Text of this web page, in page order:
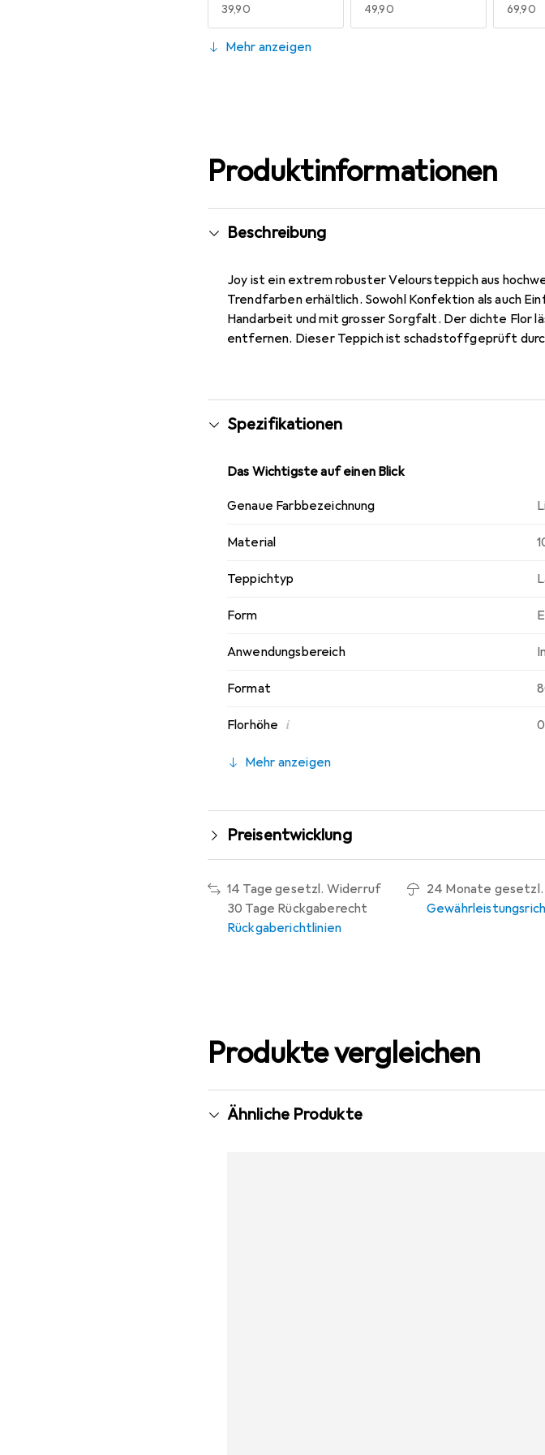
EUR
39,90 EUR
49,90 EUR
69,90
160 x 200 cm
EUR
59,90
Mehr anzeigen
Produktinformationen
Beschreibung
Joy ist ein extrem robuster Veloursteppich aus
Trendfarben erhältlich. Sowohl Konfektion als auch
Handarbeit und mit grosser Sorgfalt. Der dichte Flor
entfernen. Dieser Teppich ist schadstoffgeprüft
Spezifikationen
Das Wichtigste auf einen Blick
Genaue Farbbezeichnung
Material
Teppichtyp
Form
Anwendungsbereich
Format
Florhöhe i
Mehr anzeigen
Preisentwicklung
14 Tage gesetzl. Widerruf
30 Tage Rückgaberecht
Rückgaberichtlinien
24 Monate
Produkte vergleichen
Ähnliche Produkte